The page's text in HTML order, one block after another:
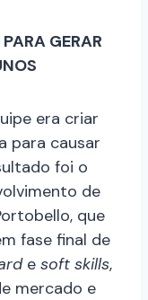
GERAR
era criar
para causar
foi o
de
que
fase final de
e soft skills,
mercado e